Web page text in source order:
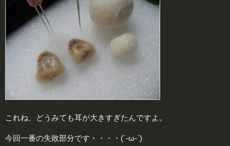
これね、どうみても耳が大きすぎたんですよ。
今回一番の失敗部分です・・・・(´-ω-`)